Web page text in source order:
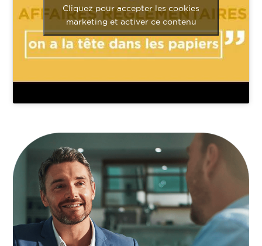
Cliquez pour accepter les cookies
marketing et activer ce contenu